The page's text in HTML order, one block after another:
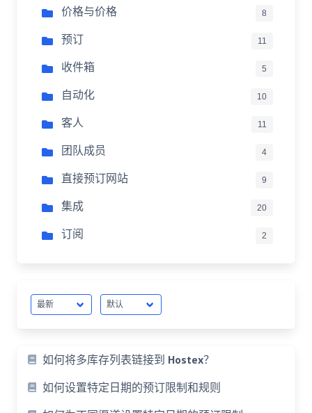
价格与价格 8
预订 11
收件箱 5
自动化 10
客人 11
团队成员 4
直接预订网站 9
集成 20
订阅 2
如何将多库存列表链接到 Hostex？
如何设置特定日期的预订限制和规则